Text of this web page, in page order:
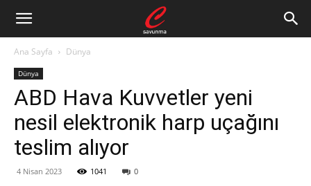
Ana Sayfa Dünya
Dünya
ABD Hava Kuvvetler yeni
nesil elektronik harp uçağını
teslim alıyor
4 Nisan 2023 1041 0